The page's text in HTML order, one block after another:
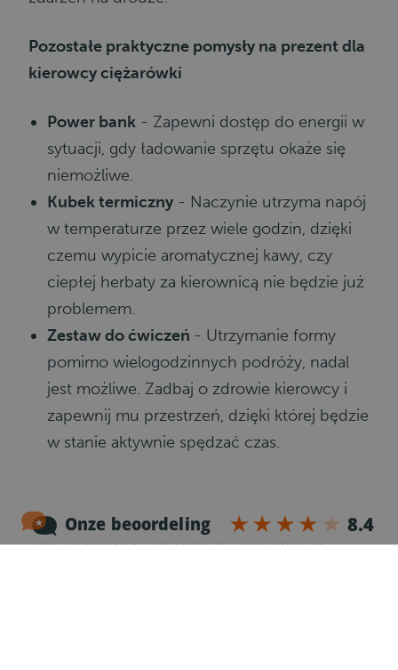
Pozostałe praktyczne pomysły na prezent dla
kierowcy ciężarówki
Power bank - Zapewni dostęp do energii w
sytuacji, gdy ładowanie sprzętu okaże się
niemożliwe.
Kubek termiczny - Naczynie utrzyma napój
w temperaturze przez wiele godzin, dzięki
czemu wypicie aromatycznej kawy, czy
ciepłej herbaty za kierownicą nie będzie już
problemem.
Zestaw do ćwiczeń - Utrzymanie formy
pomimo wielogodzinnych podróży, nadal
jest możliwe. Zadbaj o zdrowie kierowcy i
zapewnij mu przestrzeń, dzięki której będzie
w stanie aktywnie spędzać czas.
Akcesoria dla kierowcy
Inne pomysły na prezent dla kierowcy tira